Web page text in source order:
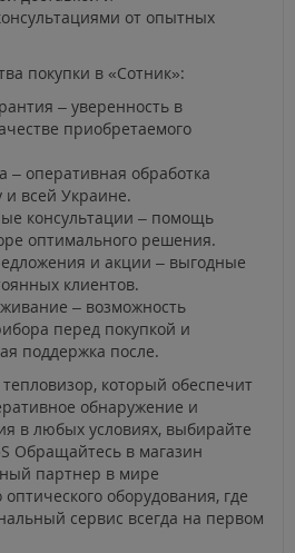
от опытных
покупки в «Сотник»:
– уверенность в
приобретаемого
– оперативная обработка
и всей Украине.
консультации – помощь
оптимального решения.
и акции – выгодные
клиентов.
– возможность
перед покупкой и
поддержка после.
который обеспечит
обнаружение и
в любых условиях, выбирайте
Обращайтесь в магазин
партнер в мире
оборудования, где
сервис всегда на первом